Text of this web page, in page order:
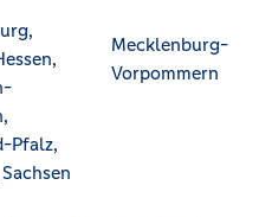
Pfalz,
Mecklenburg-
Vorpommern